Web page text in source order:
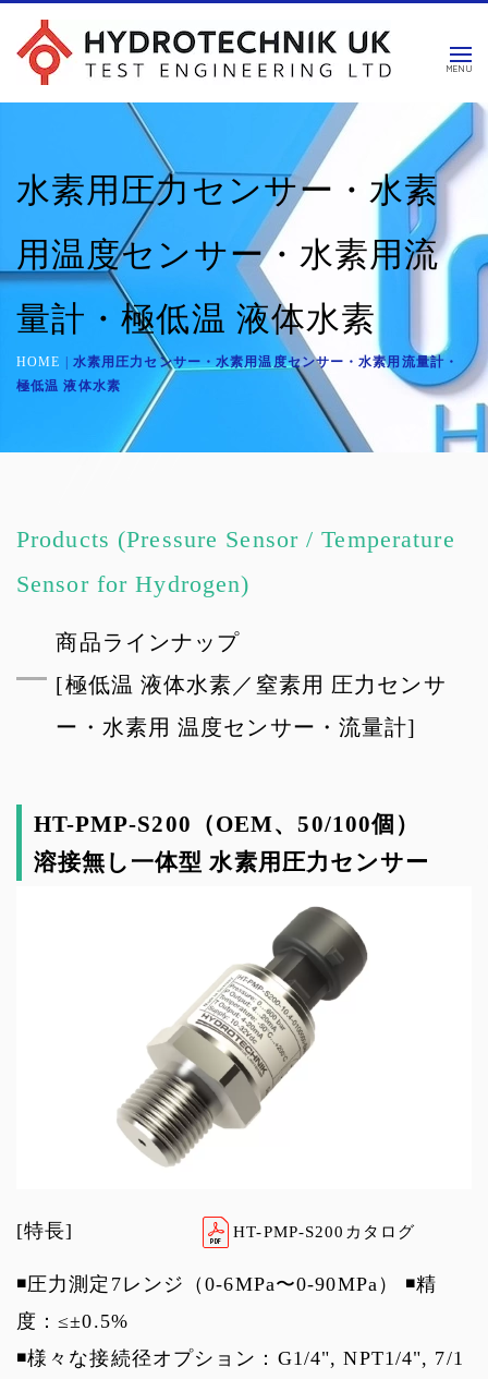
水素用圧力センサー・水素
用温度センサー・水素用流
量計・極低温 液体水素
HOME
水素用圧力センサー・水素用温度センサー・水素用流量計・
極低温 液体水素
Products (Pressure Sensor / Temperature
Sensor for Hydrogen)
商品ラインナップ
[極低温 液体水素／窒素用 圧力センサ
ー・水素用 温度センサー・流量計]
HT-PMP-S200（OEM、50/100個）
溶接無し一体型 水素用圧力センサー
[特長] HT-PMP-S200カタログ
◾️圧力測定7レンジ（0-6MPa〜0-90MPa） ◾️精
度：≤±0.5%
◾️様々な接続径オプション：G1/4", NPT1/4", 7/1